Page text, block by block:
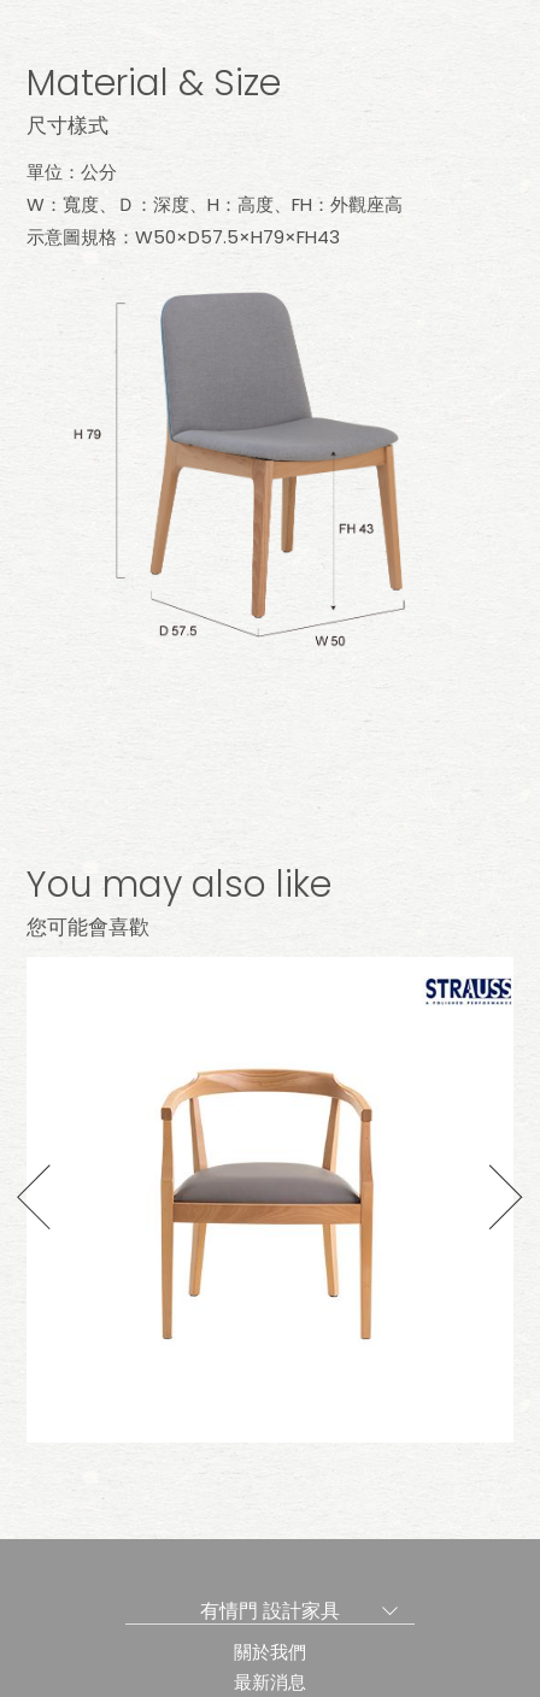
Material & Size
尺寸樣式
單位：公分
W：寬度、Ｄ：深度、H：高度、FH：外觀座高
示意圖規格：W50×D57.5×H79×FH43
You may also like
您可能會喜歡
有情門 設計家具
關於我們
最新消息